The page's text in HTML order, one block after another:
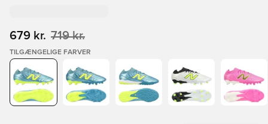
679 kr. 719 kr.
TILGÆNGELIGE FARVER